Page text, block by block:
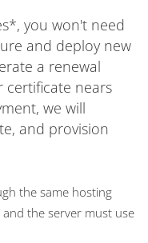
you won't need
and deploy new
a renewal
certificate nears
we will
and provision
the same hosting
the server must use